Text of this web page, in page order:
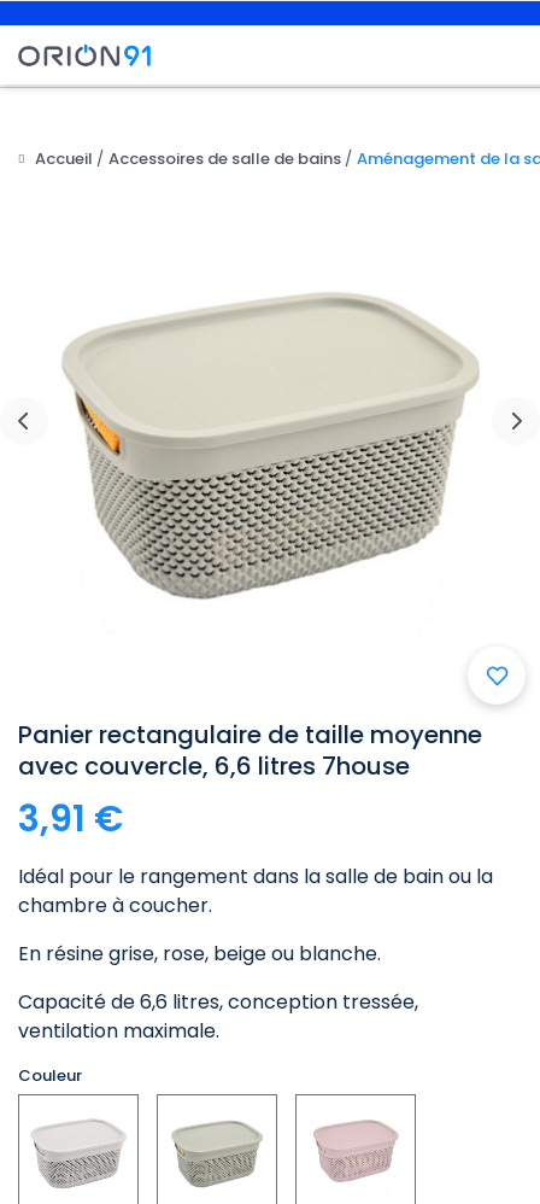
Accueil Accessoires de salle de bains Aménagement de la
Panier rectangulaire de taille moyenne
avec couvercle, 6,6 litres 7house
3,91 €
Idéal pour le rangement dans la salle de bain ou la
chambre à coucher.
En résine grise, rose, beige ou blanche.
Capacité de 6,6 litres, conception tressée,
ventilation maximale.
Couleur
Blanc Gris Rosa